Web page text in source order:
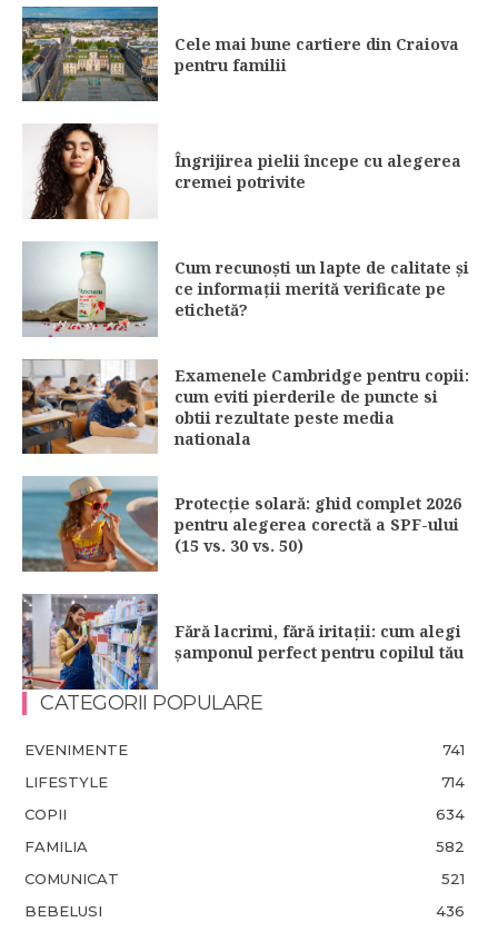
Cele mai bune cartiere din Craiova
pentru familii
Îngrijirea pielii începe cu alegerea
cremei potrivite
Cum recunoști un lapte de calitate și
ce informații merită verificate pe
etichetă?
Examenele Cambridge pentru copii:
cum eviti pierderile de puncte si
obtii rezultate peste media
nationala
Protecție solară: ghid complet 2026
pentru alegerea corectă a SPF-ului
(15 vs. 30 vs. 50)
Fără lacrimi, fără iritații: cum alegi
șamponul perfect pentru copilul tău
CATEGORII POPULARE
EVENIMENTE
741
LIFESTYLE
714
COPII
634
FAMILIA
582
COMUNICAT
521
BEBELUSI
436